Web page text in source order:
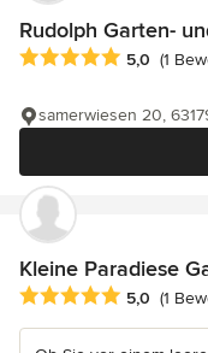
Rudolph Garten-
Durchschnittliche
5,0 (1
samerwiesen 20,
Kleine Paradiese
Durchschnittliche
5,0 (1